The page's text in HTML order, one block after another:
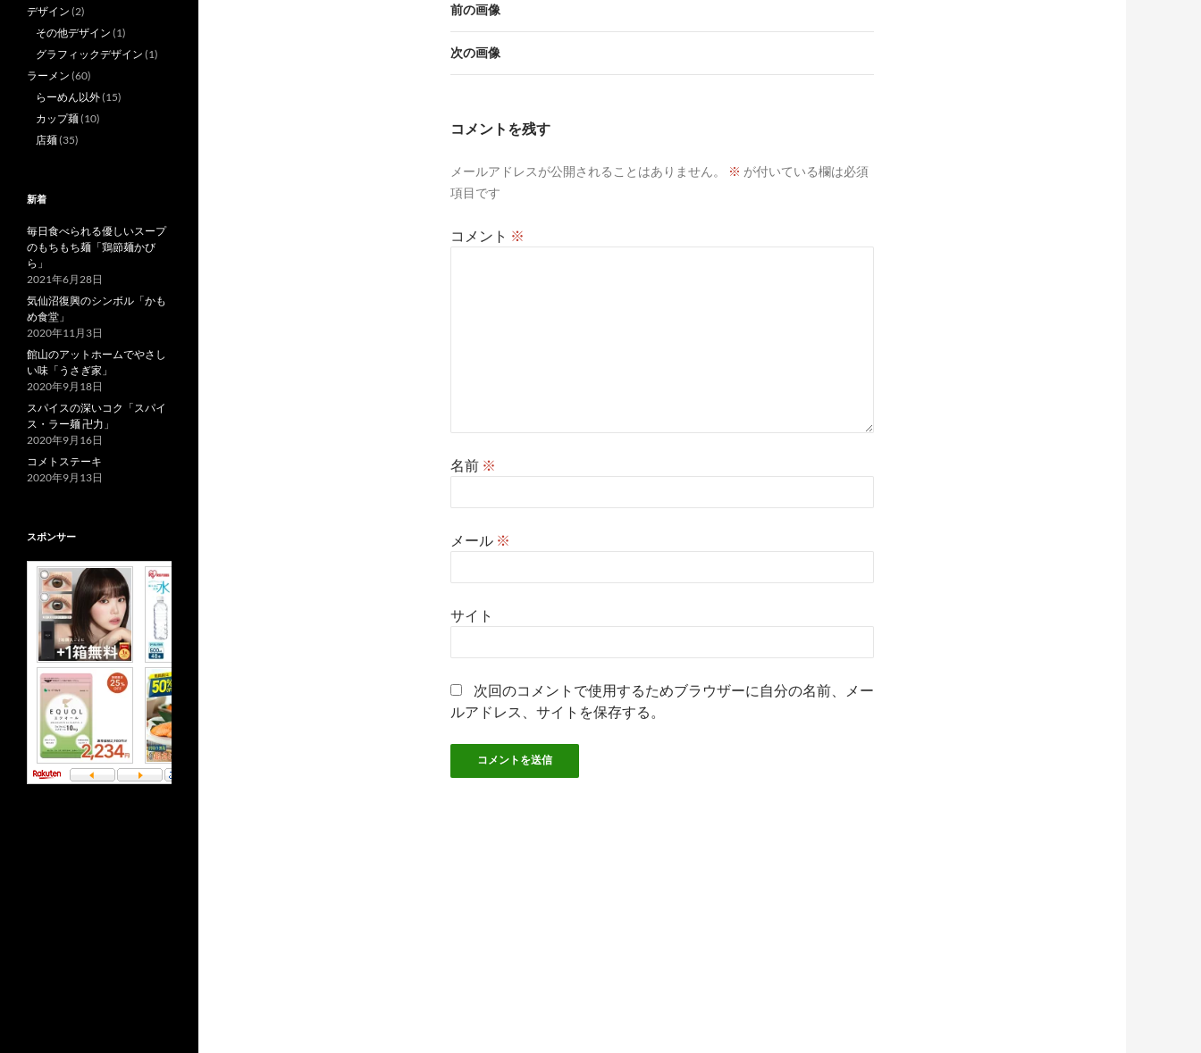
前の画像
次の画像
コメントを残す
メールアドレスが公開されることはありません。 ※ が付いている欄は必須
項目です
コメント ※
名前 ※
メール ※
サイト
次回のコメントで使用するためブラウザーに自分の名前、メー
ルアドレス、サイトを保存する。
デザイン (2)
その他デザイン (1)
グラフィックデザイン (1)
ラーメン (60)
らーめん以外(15)
カップ麺(10)
店麺(35)
新着
毎日食べられる優しいスープ
のもちもち麺「鶏節麺かび
ら」
2021年6月28日
気仙沼復興のシンボル「かも
め食堂」
2020年11月3日
館山のアットホームでやさし
い味「うさぎ家」
2020年9月18日
スパイスの深いコク「スパイ
ス・ラー麺 卍力」
2020年9月16日
コメトステーキ
2020年9月13日
スポンサー